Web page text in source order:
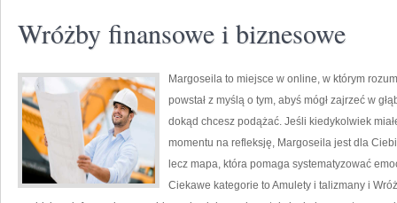
Wróżby finansowe i biznesowe
Margoseila to miejsce w online, w którym
powstał z myślą o tym, abyś mógł zajrzeć w
dokąd chcesz podążać. Jeśli kiedykolwiek
momentu na refleksję, Margoseila jest dla
lecz mapa, która pomaga systematyzować
Ciekawe kategorie to Amulety i talizmany i